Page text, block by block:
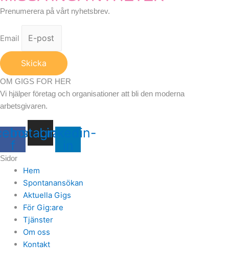
Prenumerera på vårt nyhetsbrev.
Email
Skicka
OM GIGS FOR HER
Vi hjälper företag och organisationer att bli den moderna
arbetsgivaren.
f
InstagramLinkedin-
Sidor
Hem
Spontanansökan
Aktuella Gigs
För Gig:are
Tjänster
Om oss
Kontakt